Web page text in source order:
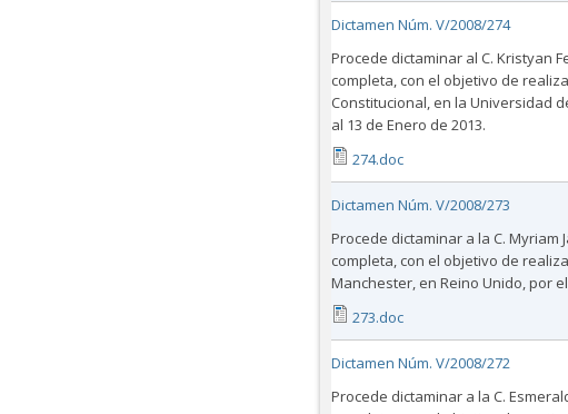
Dictamen Núm. V/2008/274
Procede dictaminar al C. Kristyan
completa, con el objetivo de
Constitucional, en la Universidad
al 13 de Enero de 2013.
274.doc
Dictamen Núm. V/2008/273
Procede dictaminar a la C.
completa, con el objetivo de
Manchester, en Reino Unido, por
273.doc
Dictamen Núm. V/2008/272
Procede dictaminar a la C.